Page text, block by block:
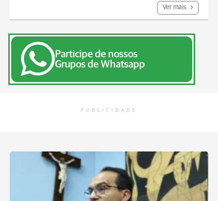
Ver mais
Participe de nossos
Grupos de Whatsapp
PUBLICIDADE